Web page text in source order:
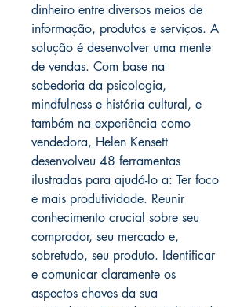
dinheiro entre diversos meios de
informação, produtos e serviços. A
solução é desenvolver uma mente
de vendas. Com base na
sabedoria da psicologia,
mindfulness e história cultural, e
também na experiência como
vendedora, Helen Kensett
desenvolveu 48 ferramentas
ilustradas para ajudá-lo a: Ter foco
e mais produtividade. Reunir
conhecimento crucial sobre seu
comprador, seu mercado e,
sobretudo, seu produto. Identificar
e comunicar claramente os
aspectos chaves da sua